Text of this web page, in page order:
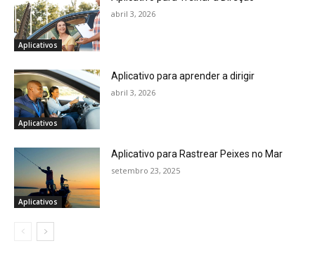
Aplicativos
abril 3, 2026
Aplicativos
Aplicativo para aprender a dirigir
abril 3, 2026
Aplicativos
Aplicativo para Rastrear Peixes no Mar
setembro 23, 2025